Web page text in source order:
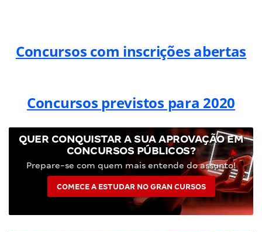
Concursos com inscrições abertas
Concursos previstos para 2020
QUER CONQUISTAR A SUA APROVAÇÃO EM
CONCURSOS PÚBLICOS?
Prepare-se com quem mais entende do assunto!
COMECE A ESTUDAR NO GRAN CURSOS